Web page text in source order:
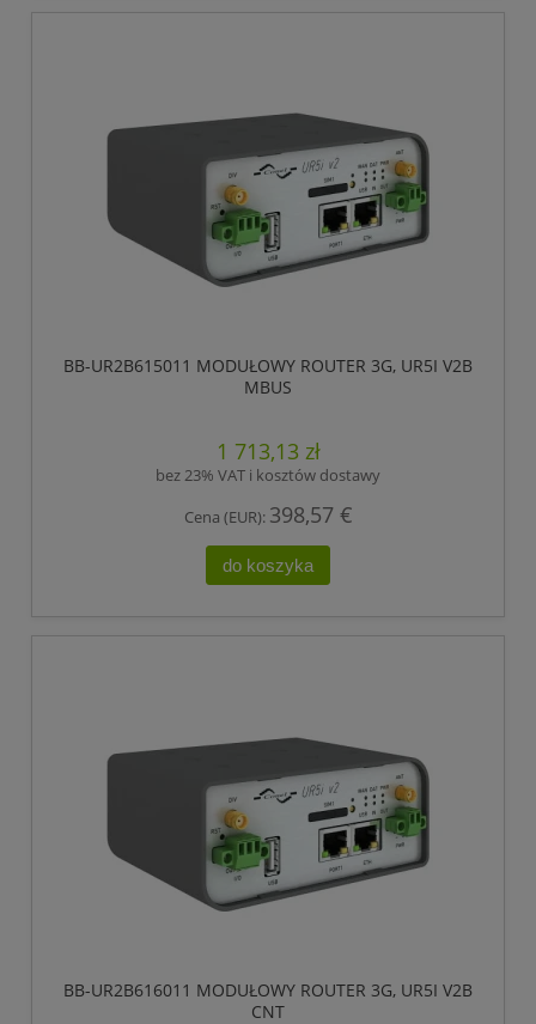
BB-UR2B615011 MODUŁOWY ROUTER 3G, UR5I V2B
MBUS
1 713,13 zł
bez 23% VAT i kosztów dostawy
Cena (EUR): 398,57 €
do koszyka
BB-UR2B616011 MODUŁOWY ROUTER 3G, UR5I V2B
CNT